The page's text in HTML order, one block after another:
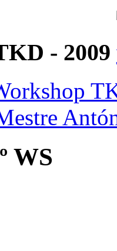
- 2009
WS